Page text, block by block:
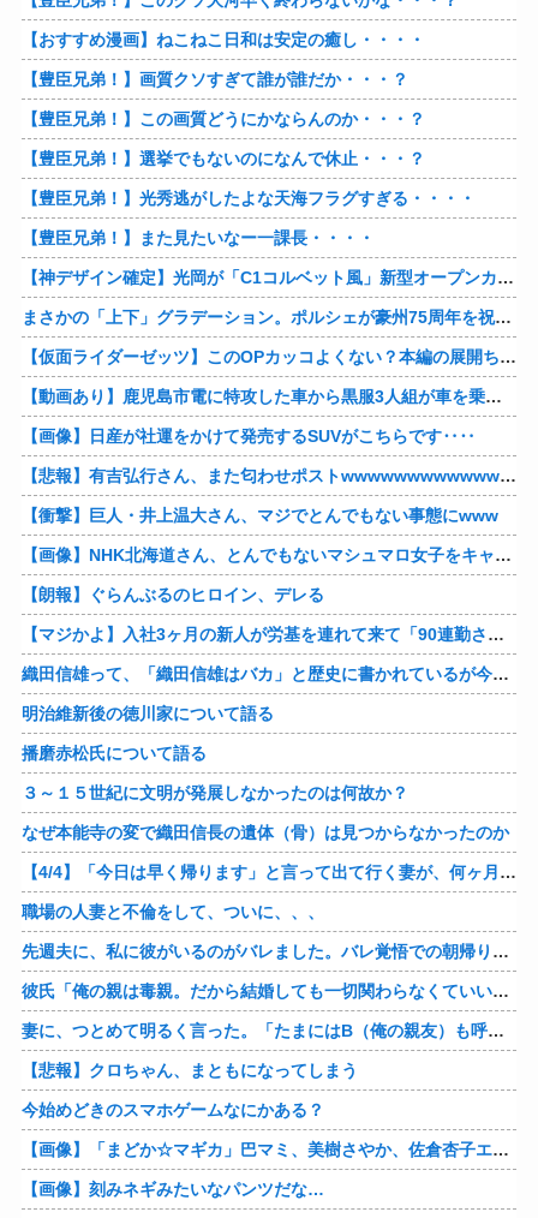
【おすすめ漫画】ねこねこ日和は安定の癒し・・・・
【豊臣兄弟！】画質クソすぎて誰が誰だか・・・？
【豊臣兄弟！】この画質どうにかならんのか・・・？
【豊臣兄弟！】選挙でもないのになんで休止・・・？
【豊臣兄弟！】光秀逃がしたよな天海フラグすぎる・・・・
【豊臣兄弟！】また見たいなー一課長・・・・
【神デザイン確定】光岡が「C1コルベット風」新型オープンカーの最新ティーザー画像を公開、マツダ・ロードスターの信頼性にレトロな外観がドッキング
まさかの「上下」グラデーション。ポルシェが豪州75周年を祝う特別モデル「911 Turbo S Land Down Under」を発表、1951年の「見果てぬ夢」が内外装に再現
【仮面ライダーゼッツ】このOPカッコよくない？本編の展開ちゃんと反映してて完成度高いし
【動画あり】鹿児島市電に特攻した車から黒服3人組が車を乗り捨てて逃走
【画像】日産が社運をかけて発売するSUVがこちらです‥‥
【悲報】有吉弘行さん、また匂わせポストwwwwwwwwwwwwwwww
【衝撃】巨人・井上温大さん、マジでとんでもない事態にwww
【画像】NHK北海道さん、とんでもないマシュマロ女子をキャスターに起用してしまうwwwwwwww
【朗報】ぐらんぶるのヒロイン、デレる
【マジかよ】入社3ヶ月の新人が労基を連れて来て「90連勤させられました」「労働基準法違反です」→俺「彼は30連休中ですが?」
織田信雄って、「織田信雄はバカ」と歴史に書かれているが今まで家が残っているんでバカではないよな？
明治維新後の徳川家について語る
播磨赤松氏について語る
３～１５世紀に文明が発展しなかったのは何故か？
なぜ本能寺の変で織田信長の遺体（骨）は見つからなかったのか
【4/4】「今日は早く帰ります」と言って出て行く妻が、何ヶ月ぶりだろう、見送る私に振り返って手を振っている。罪のなせる気持ちの表れなのか。今日の午後調査員から連絡が入る…
職場の人妻と不倫をして、ついに、、、
先週夫に、私に彼がいるのがバレました。バレ覚悟での朝帰りでしたが・・・ 私は意志を持って彼に抱かれました。その時にはもう結婚生活を終わりにする覚悟が出来ていました。
彼氏「俺の親は毒親。だから結婚しても一切関わらなくていい」私「うん」彼氏「そのかわり俺もお前の親と一切関わらない。結婚の挨拶にも行かない」私「えっ」
妻に、つとめて明るく言った。「たまにはB（俺の親友）も呼んで家で鍋でもしようか。」妻は箸を持つ手をブルブル震わせながら「何でBさんなの？」と。お前の浮気相手だからだよ！！
【悲報】クロちゃん、まともになってしまう
今始めどきのスマホゲームなにかある？
【画像】「まどか☆マギカ」巴マミ、美樹さやか、佐倉杏子エロすぎ放課後えんこーハメ撮りどぴゅどぴゅエチエチが最高すぎる❣
【画像】刻みネギみたいなパンツだな…